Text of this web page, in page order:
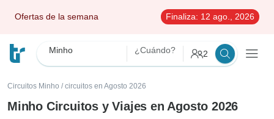
Ofertas de la semana Finaliza: 12 ago., 2026
Minho ¿Cuándo? 2
Circuitos Minho / circuitos en Agosto 2026
Minho Circuitos y Viajes en Agosto 2026